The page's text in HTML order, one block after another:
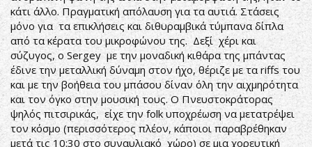
κάτι άλλο. Πραγματική απόλαυση για τα αυτιά. Στάσεις
μόνο για τα επικλήσεις και διθυραμβικά τύμπανα δίπλα
από τα κέρατα του μικροφώνου της. Δεξί χέρι και
σύζυγος, ο Sergey με την μοναδική κιθάρα της μπάντας
έδινε την μεταλλική δύναμη στον ήχο, θέριζε με τα riffs του
και με την βοήθεια του μπάσου δίναν όλη την αιχμηρότητα
και τον όγκο στην μουσική τους. Ο Πνευστοκράτορας
ψηλός πιτσιρικάς, είχε την folk υποχρέωση να μετατρέψει
τον κόσμο (περισσότερος πλέον, κάποιοι παραβρέθηκαν
μετά τις 10:30 στο συναυλιακό χώρο) σε μια χορευτική